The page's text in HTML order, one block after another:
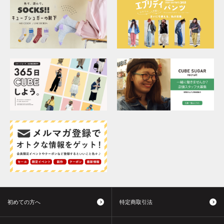
初めての方へ 特定商取引法